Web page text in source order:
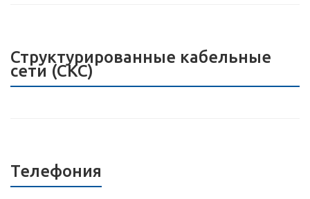
Структурированные кабельные
сети (СКС)
Телефония